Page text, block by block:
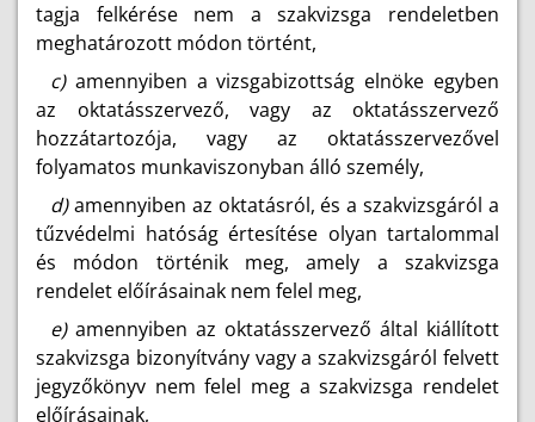
tagja felkérése nem a szakvizsga rendeletben
meghatározott módon történt,
c)amennyiben a vizsgabizottság elnöke egyben
az oktatásszervező, vagy az oktatásszervező
hozzátartozója, vagy az oktatásszervezővel
folyamatos munkaviszonyban álló személy,
d)amennyiben az oktatásról, és a szakvizsgáról a
tűzvédelmi hatóság értesítése olyan tartalommal
és módon történik meg, amely a szakvizsga
rendelet előírásainak nem felel meg,
e)amennyiben az oktatásszervező által kiállított
szakvizsga bizonyítvány vagy a szakvizsgáról felvett
jegyzőkönyv nem felel meg a szakvizsga rendelet
előírásainak,